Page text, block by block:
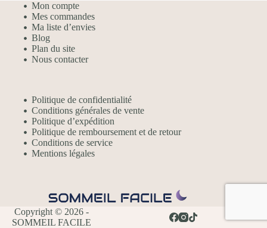
Mon compte
Mes commandes
Ma liste d’envies
Blog
Plan du site
Nous contacter
Politique de confidentialité
Conditions générales de vente
Politique d’expédition
Politique de remboursement et de retour
Conditions de service
Mentions légales
Copyright © 2026 -
SOMMEIL FACILE